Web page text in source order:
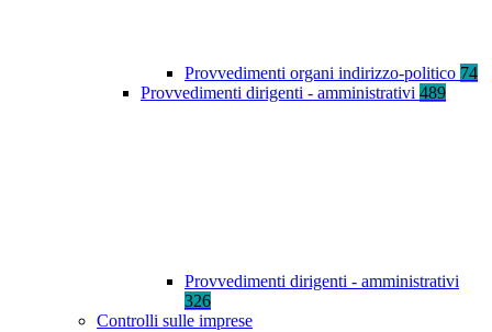
Provvedimenti organi indirizzo-politico 74
Provvedimenti dirigenti - amministrativi 489
Provvedimenti dirigenti - amministrativi
326
Controlli sulle imprese